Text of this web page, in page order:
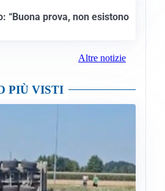
“Buona prova, non esistono
Altre notizie
PIÙ VISTI